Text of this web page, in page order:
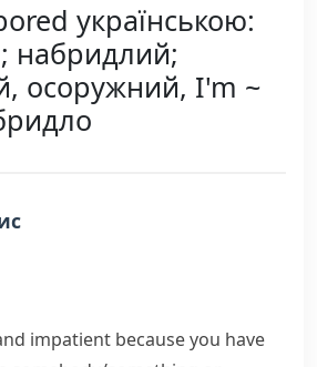
українською:
набридлий;
осоружний, I'm ~
impatient because you have